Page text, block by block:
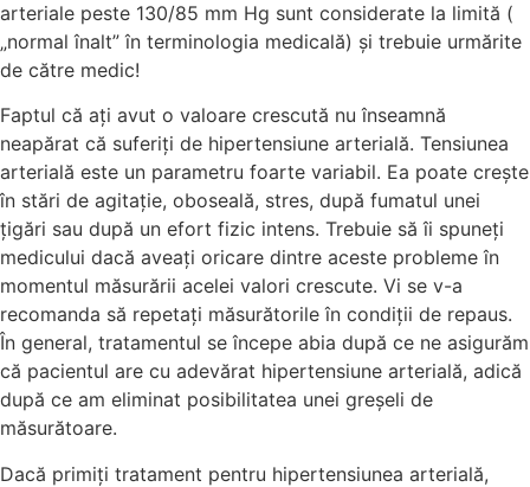
arteriale peste 130/85 mm Hg sunt considerate la limită (
„normal înalt” în terminologia medicală) și trebuie urmărite
de către medic!
Faptul că ați avut o valoare crescută nu înseamnă
neapărat că suferiți de hipertensiune arterială. Tensiunea
arterială este un parametru foarte variabil. Ea poate crește
în stări de agitație, oboseală, stres, după fumatul unei
țigări sau după un efort fizic intens. Trebuie să îi spuneți
medicului dacă aveați oricare dintre aceste probleme în
momentul măsurării acelei valori crescute. Vi se v-a
recomanda să repetați măsurătorile în condiții de repaus.
În general, tratamentul se începe abia după ce ne asigurăm
că pacientul are cu adevărat hipertensiune arterială, adică
după ce am eliminat posibilitatea unei greșeli de
măsurătoare.
Dacă primiți tratament pentru hipertensiunea arterială,